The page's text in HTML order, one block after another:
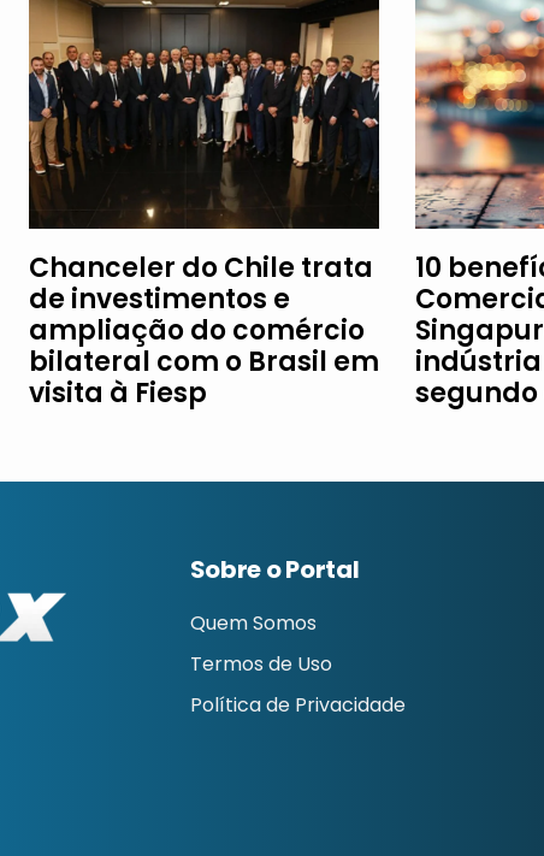
Chanceler do Chile trata
de investimentos e
ampliação do comércio
bilateral com o Brasil em
visita à Fiesp
10
segundo
Sobre o Portal
Quem Somos
Termos de Uso
Política de Privacidade